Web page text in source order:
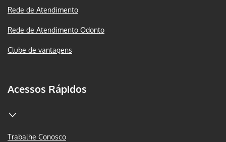
Rede de Atendimento
Rede de Atendimento Odonto
Clube de vantagens
Acessos Rápidos
Trabalhe Conosco